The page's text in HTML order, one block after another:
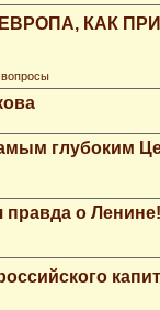
КАК
глубоким
правда о Ленине!